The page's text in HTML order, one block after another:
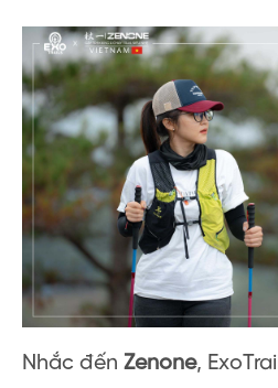
Nhắc đến Zenone,